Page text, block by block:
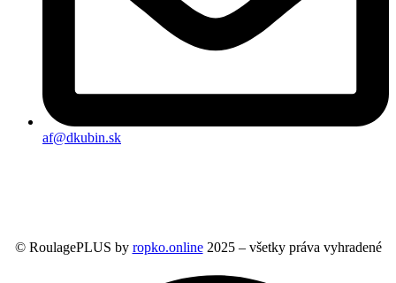
af@dkubin.sk
© RoulagePLUS by ropko.online2025 – všetky práva vyhradené